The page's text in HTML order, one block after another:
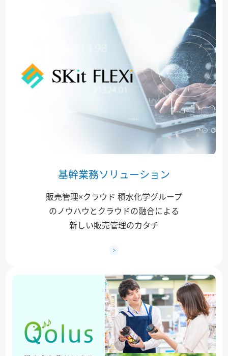
基幹業務ソリューション
販売管理×クラウド 積水化学グループ
のノウハウとクラウドの融合による
新しい販売管理のカタチ